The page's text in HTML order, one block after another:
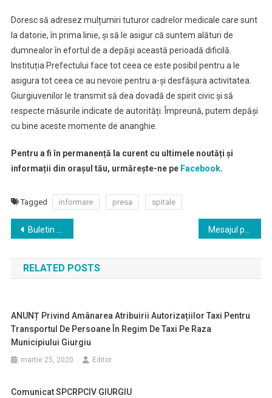
Doresc să adresez mulțumiri tuturor cadrelor medicale care sunt
la datorie, în prima linie, și să le asigur că suntem alături de
dumnealor în efortul de a depăși această perioadă dificilă.
Instituția Prefectului face tot ceea ce este posibil pentru a le
asigura tot ceea ce au nevoie pentru a-și desfășura activitatea.
Giurgiuvenilor le transmit să dea dovadă de spirit civic și să
respecte măsurile indicate de autorități. Împreună, putem depăși
cu bine aceste momente de ananghie.
Pentru a fi în permanență la curent cu ultimele noutăți și
informații din orașul tău, urmărește-ne pe Facebook.
Tagged informare presa spitale
Navigare
în
articole
Buletin de presa – 02 aprilie 2020
RELATED POSTS
ANUNȚ Privind Amânarea Atribuirii Autorizațiilor Taxi Pentru
Transportul De Persoane În Regim De Taxi Pe Raza
Municipiului Giurgiu
martie 25, 2020 Editor
Comunicat SPCRPCIV GIURGIU